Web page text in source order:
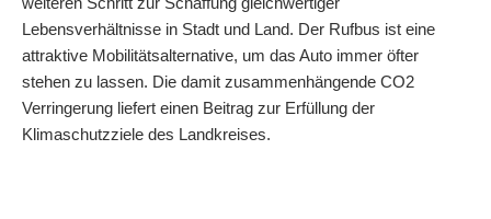
Lebensverhältnisse in Stadt und Land. Der Rufbus ist eine
attraktive Mobilitätsalternative, um das Auto immer öfter
stehen zu lassen. Die damit zusammenhängende CO2
Verringerung liefert einen Beitrag zur Erfüllung der
Klimaschutzziele des Landkreises.